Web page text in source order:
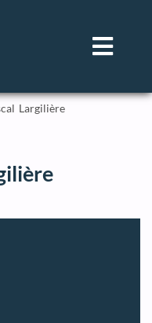
Largilière